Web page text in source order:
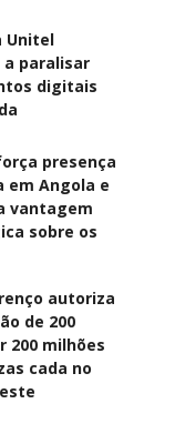
Unitel
paralisar
digitais
presença
em Angola e
vantagem
sobre os
autoriza
de 200
200 milhões
cada no